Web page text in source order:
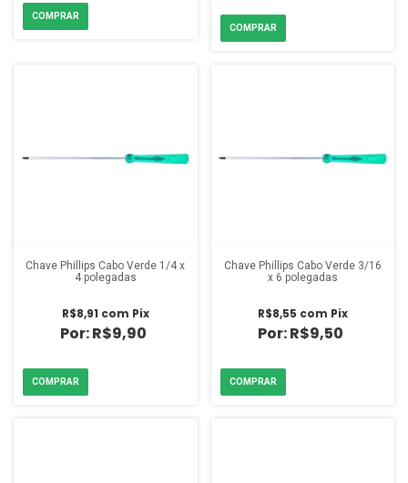
Chave Phillips Cabo Verde 1/4 x
4 polegadas
R$9,90
R$8,91 com Pix
Chave Phillips Cabo Verde 3/16
x 6 polegadas
R$9,50
R$8,55 com Pix